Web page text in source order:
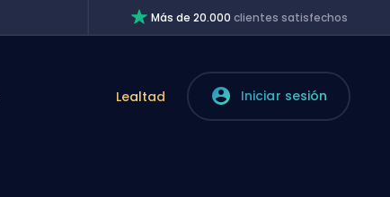
Más de 20.000clientes satisfechos
Lealtad Iniciar sesión